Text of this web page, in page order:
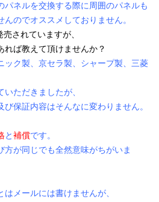
ルを交換する際に周囲のパネルも
でオススメしておりません。
されていますが、
れば教えて頂けませんか？
ク製、京セラ製、シャープ製、三菱
ただきましたが、
保証内容はそんなに変わりません。
と補償です。
が同じでも全然意味がちがいま
メールには書けませんが、